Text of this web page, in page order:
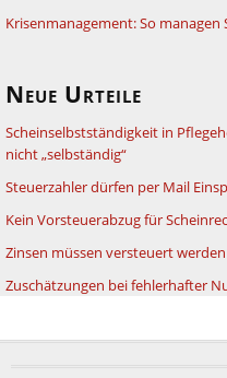
Krisenmanagement: So
Neue Urteile
Scheinselbstständigkeit in
nicht „selbständig“
Steuerzahler dürfen per Mail
Kein Vorsteuerabzug für
Zinsen müssen versteuert werden
Zuschätzungen bei fehlerhafter